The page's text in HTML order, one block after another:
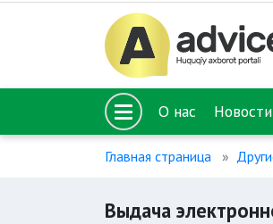
О нас Новости
Главная страница
Выдача